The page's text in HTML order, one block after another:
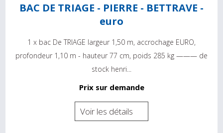
BAC DE TRIAGE - PIERRE - BETTRAVE -
euro
1 x bac De TRIAGE largeur 1,50 m, accrochage EURO,
profondeur 1,10 m - hauteur 77 cm, poids 285 kg ——— de
stock henri...
Prix sur demande
Voir les détails